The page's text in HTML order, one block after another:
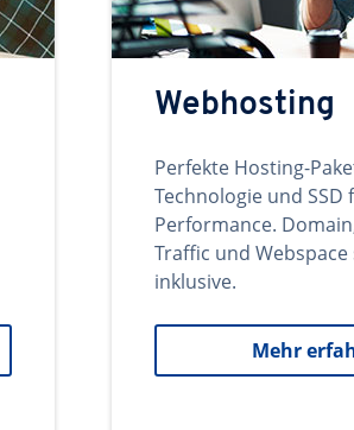
Webhosting
Perfekte Hosting-
Technologie und SSD
Performance.
Traffic und
inklusive.
Mehr